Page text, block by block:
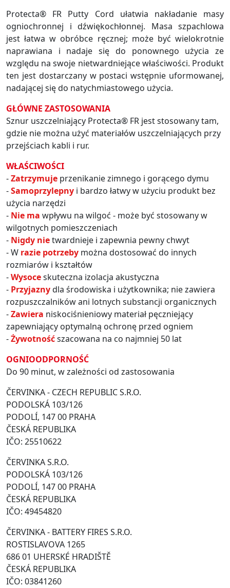
Protecta® FR Putty Cord ułatwia nakładanie masy
ogniochronnej i dźwiękochłonnej. Masa szpachlowa
jest łatwa w obróbce ręcznej; może być wielokrotnie
naprawiana i nadaje się do ponownego użycia ze
względu na swoje nietwardniejące właściwości. Produkt
ten jest dostarczany w postaci wstępnie uformowanej,
nadającej się do natychmiastowego użycia.
GŁÓWNE ZASTOSOWANIA
Sznur uszczelniający Protecta® FR jest stosowany tam,
gdzie nie można użyć materiałów uszczelniających przy
przejściach kabli i rur.
WŁAŚCIWOŚCI
-Zatrzymuje przenikanie zimnego i gorącego dymu
-Samoprzylepny i bardzo łatwy w użyciu produkt bez
użycia narzędzi
- Nie ma wpływu na wilgoć - może być stosowany w
wilgotnych pomieszczeniach
- Nigdy nietwardnieje i zapewnia pewny chwyt
- W razie potrzeby można dostosować do innych
rozmiarów i kształtów
-Wysoceskuteczna izolacja akustyczna
- Przyjaznydla środowiska i użytkownika; nie zawiera
rozpuszczalników ani lotnych substancji organicznych
-Zawiera niskociśnieniowy materiał pęczniejący
zapewniający optymalną ochronę przed ogniem
-Żywotnośćszacowana na co najmniej 50 lat
OGNIOODPORNOŚĆ
Do 90 minut, w zależności od zastosowania
ČERVINKA - CZECH REPUBLIC S.R.O.
PODOLSKÁ 103/126
PODOLÍ, 147 00 PRAHA
ČESKÁ REPUBLIKA
IČO: 25510622
ČERVINKA S.R.O.
PODOLSKÁ 103/126
PODOLÍ, 147 00 PRAHA
ČESKÁ REPUBLIKA
IČO: 49454820
ČERVINKA - BATTERY FIRES S.R.O.
ROSTISLAVOVA 1265
686 01 UHERSKÉ HRADIŠTĚ
ČESKÁ REPUBLIKA
IČO: 03841260